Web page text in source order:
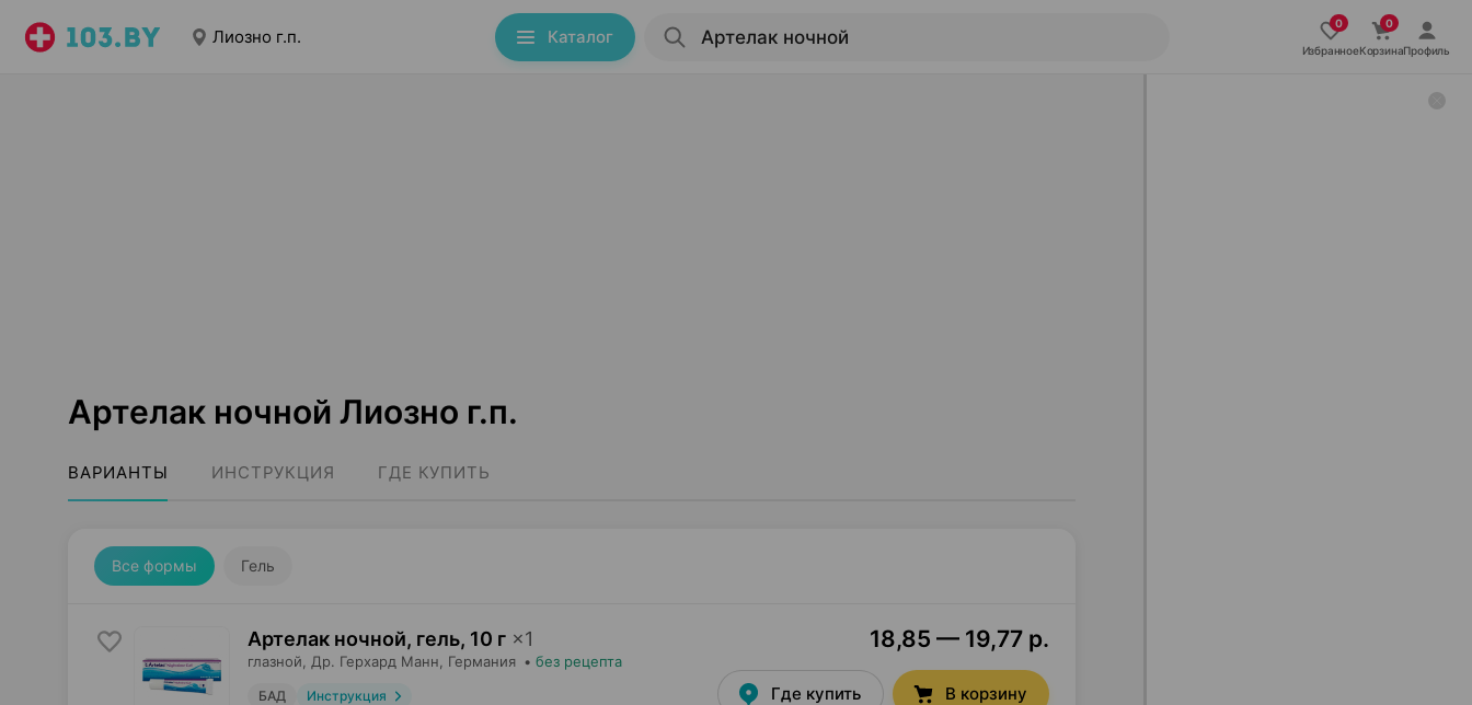
Лиозно г.п. Каталог
ИзбранноеКорзинаПрофиль
Артелак ночной Лиозно г.п.
ВАРИАНТЫ ИНСТРУКЦИЯ ГДЕ КУПИТЬ
Все формы Гель
Артелак ночной, гель, 10 г ×1
глазной, Др. Герхард Манн , Германия • без рецепта
БАД Инструкция
18,85 — 19,77 р.
Где купить В корзину